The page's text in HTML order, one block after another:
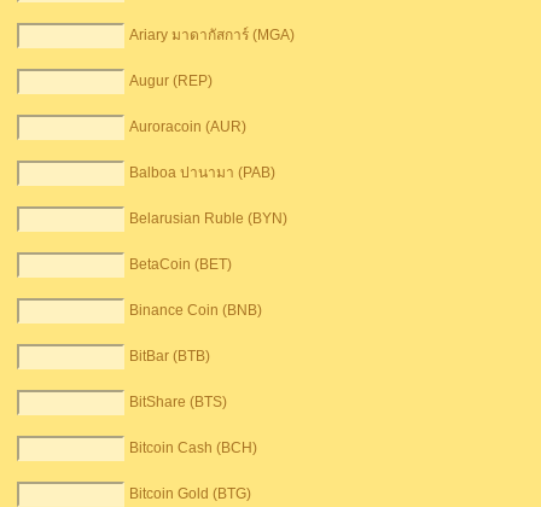
Ariary มาดากัสการ์ (MGA)
Augur (REP)
Auroracoin (AUR)
Balboa ปานามา (PAB)
Belarusian Ruble (BYN)
BetaCoin (BET)
Binance Coin (BNB)
BitBar (BTB)
BitShare (BTS)
Bitcoin Cash (BCH)
Bitcoin Gold (BTG)